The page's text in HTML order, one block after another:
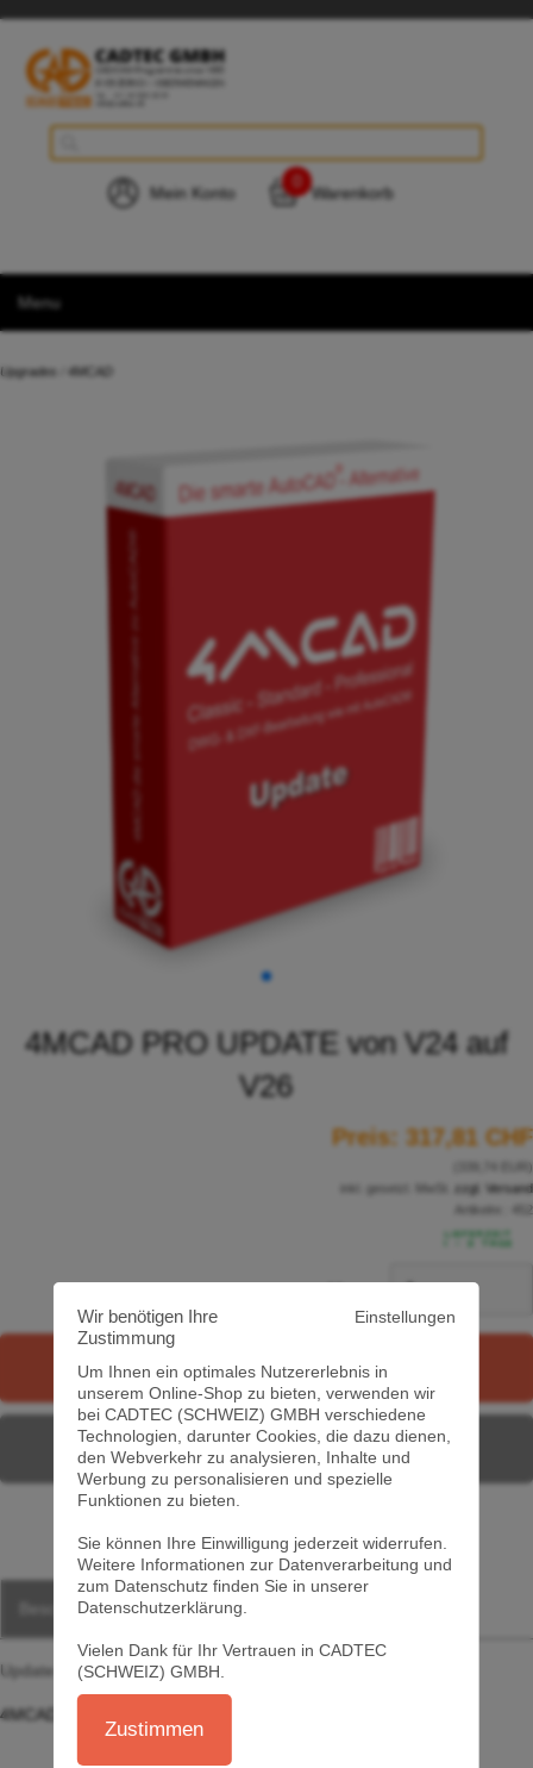
Wir benötigen Ihre
Zustimmung
Einstellungen
Um Ihnen ein optimales Nutzererlebnis in
unserem Online-Shop zu bieten, verwenden wir
bei CADTEC (SCHWEIZ) GMBH verschiedene
Technologien, darunter Cookies, die dazu dienen,
den Webverkehr zu analysieren, Inhalte und
Werbung zu personalisieren und spezielle
Funktionen zu bieten.
Sie können Ihre Einwilligung jederzeit widerrufen.
Weitere Informationen zur Datenverarbeitung und
zum Datenschutz finden Sie in unserer
Datenschutzerklärung.
Vielen Dank für Ihr Vertrauen in CADTEC
(SCHWEIZ) GMBH.
Zustimmen
Mein Konto Warenkorb
Menu
Upgrades 4MCAD
4MCAD PRO UPDATE von V24 auf
V26
Preis: 317,81 CHF
(339,74 EUR)
inkl. gesetzl. MwSt.
zzgl. Versand
452
In den Warenkorb
Merkzettel
Beschreibung
Update auf die aktuellste Version 4MCAD
4MCAD Updateverlauf...